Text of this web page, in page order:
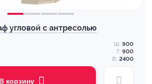
угловой с антресолью
Ш: 900
Г: 900
В: 2400
В корзину